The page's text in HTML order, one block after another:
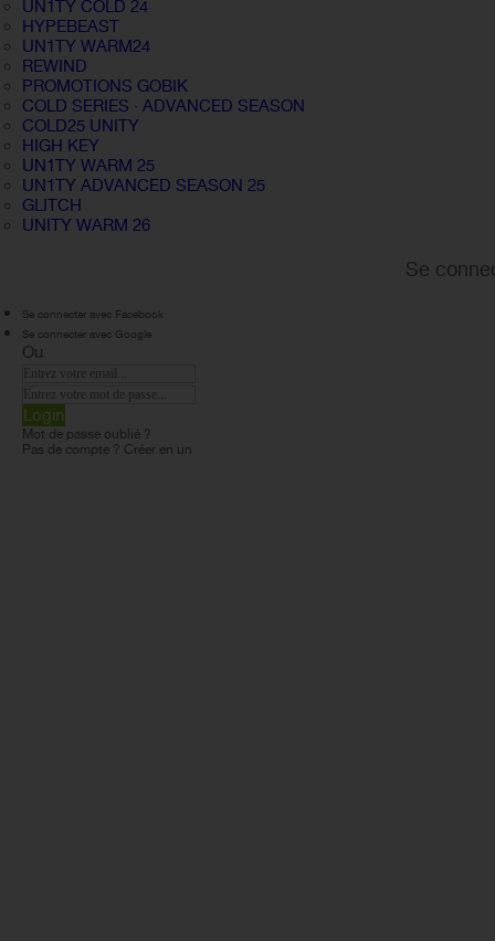
UN1TY COLD 24
HYPEBEAST
UN1TY WARM24
REWIND
PROMOTIONS GOBIK
COLD SERIES · ADVANCED SEASON
COLD25 UNITY
HIGH KEY
UN1TY WARM 25
UN1TY ADVANCED SEASON 25
GLITCH
UNITY WARM 26
Se
Se connecter avec Facebook
Se connecter avec Google
Ou
Login
Mot de passe oublié ?
Pas de compte ? Créer en un